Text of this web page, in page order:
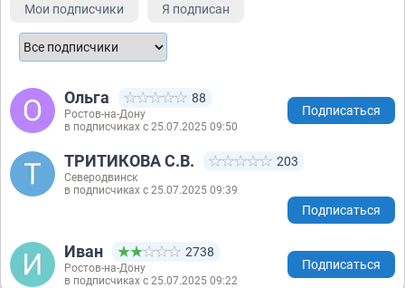
Мои подписчики Я подписан
Ольга 88
Ростов-на-Дону
в подписчиках с 25.07.2025 09:50
Подписаться
ТРИТИКОВА С.В. 203
Северодвинск
в подписчиках с 25.07.2025 09:39
Подписаться
Иван 2738
Ростов-на-Дону
в подписчиках с 25.07.2025 09:22
Подписаться